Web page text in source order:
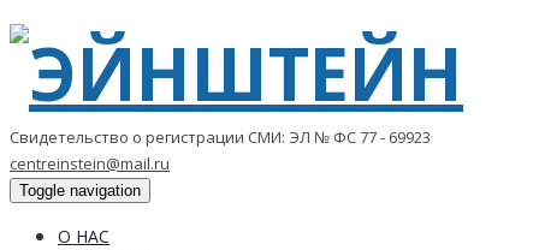
Свидетельство о регистрации СМИ: ЭЛ № ФС 77 - 69923
centreinstein@mail.ru
Toggle navigation
О НАС